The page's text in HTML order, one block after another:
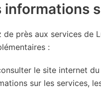
de près aux services de
:
le site internet
sur les services,